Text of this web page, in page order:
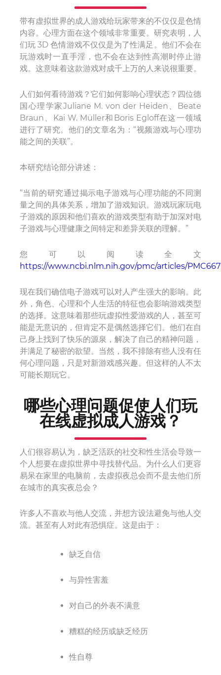
带有虚拟世界的成人游戏给玩家带来的不仅仅是色情
内容。心理方面在这个领域非常重要。研究表明，人
们玩 3D 色情游戏不仅仅是为了性满足。他们不会在
玩游戏时一直手淫，也不会在达到性高潮时停止游
戏。这意味着这款游戏对成千上万的人来说很重要。
人们如何看待游戏？它们如何影响心理状态？四位德
国心理学家Juliane M. von der Heiden、Beate
Braun、Kai W. Müller和Boris Egloff在这一领域
进行了研究。他们的文章名为：“视频游戏与心理功
能之间的关联”。
本研究结论部分讲述：
“当前的研究通过揭示电子游戏与心理功能的不同测
量之间的具体关系，增加了游戏知识。游戏玩家玩电
子游戏的原因和他们喜欢的游戏类型有助于加深对电
子游戏与心理健康之间特定和差异关联的理解。”
您可以阅读全文
https://www.ncbi.nlm.nih.gov/pmc/articles/
现在我们确信电子游戏可以对人产生强大的影响。此
外，角色、心理和个人生活的特征也会影响游戏类型
的选择。这意味着那些玩虚拟性爱游戏的人，甚至可
能是无意识的，但肯定不是偶然选择它们。他们在自
己身上找到了快乐的源泉，解决了自己的精神问题，
并满足了秘密的欲望。当然，我不排除有些人没有任
何心理问题，只是对新游戏感兴趣。但这样的人不太
可能长期玩​​它。
哪些心理问题促使人们玩
在线虚拟成人游戏？
人们很容易认为，缺乏活跃的社交和性生活会导致一
个人想要在虚拟世界中寻找替代品。为什么人们更容
易呆在家里的电脑前，去虚拟夜总会而不是去他们所
在城市的真实夜总会？
许多人不喜欢与他人交流，并想方设法避免与他人交
流。甚至有人对此有恐惧症。这是由于：
缺乏自信
与异性害羞
对自己的外表不满意
糟糕的经历或缺乏经历
性自尊